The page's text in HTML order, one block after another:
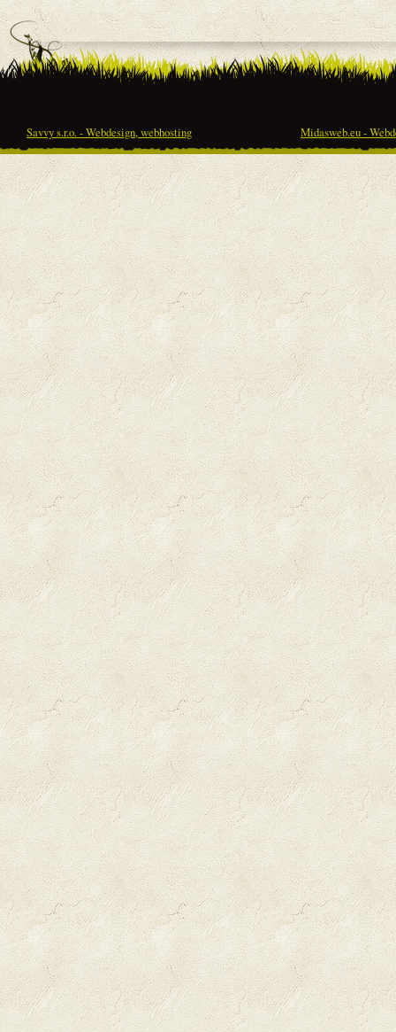
Savvy s.r.o. - Webdesign, webhosting Midasweb.eu -